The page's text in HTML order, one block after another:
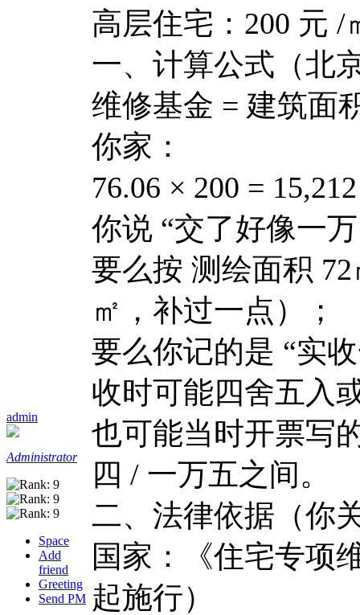
admin
Administrator
Space
Add
friend
Greeting
Send PM
高层住宅：200 元
一、计算公式（北
维修基金 = 建筑面
你家：
76.06 × 200 =
你说 “交了好像一
要么按 测绘面积
㎡，补过一点）；
要么你记的是 “实
收时可能四舍五入
也可能当时开票写
四 / 一万五之间。
二、法律依据（你
国家：《住宅专项
起施行）